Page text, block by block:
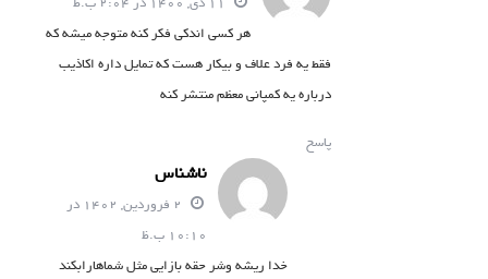
هر کسی اندکی فکر کنه متوجه میشه که
فقط یه فرد علاف و بیکار هست که تمایل داره اکاذیب
درباره یه کمپانی معظم منتشر کنه
پاسخ
ناشناس
2 فروردین, 1402 در
10:10 ب.ظ
خدا ریشه وشر حقه بازایی مثل شماهارابکند